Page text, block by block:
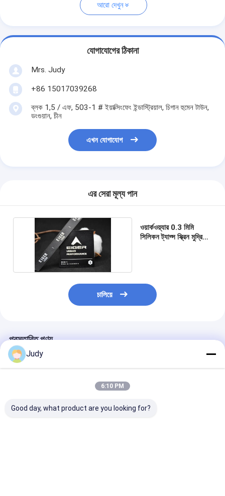
আরো দেখুন
যোগাযোগের ঠিকানা
Mrs. Judy
+86 15017039268
ব্লক 1,5 / এফ, 503-1 # ইয়াক্সিংফেং ইন্ডাস্ট্রিয়াল, চিগান হুমেন টাউন,
ডংগুয়ান, চীন
এখন যোগাযোগ
এর সেরা মূল্য পান
ওয়ার্কওয়্যার 0.3 মিমি
সিলিকন ট্যাগ্স স্ক্রিন মুদ্রিত
চালিয়ে
প্রস্তাবিত পণ্য
Judy
6:10 PM
Good day, what product are you looking for?